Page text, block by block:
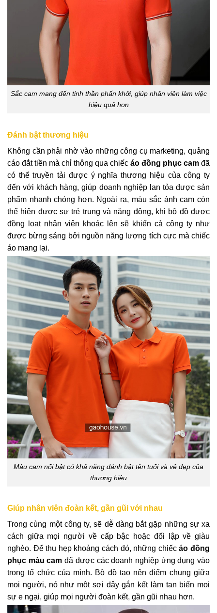
Sắc cam mang đến tinh thần phấn khởi, giúp nhân viên làm việc
hiệu quả hơn
Đánh bật thương hiệu
Không cần phải nhờ vào những công cụ marketing, quảng
cáo đắt tiền mà chỉ thông qua chiếc áo đồng phục cam đã
có thể truyền tải được ý nghĩa thương hiệu của công ty
đến với khách hàng, giúp doanh nghiệp lan tỏa được sản
phẩm nhanh chóng hơn. Ngoài ra, màu sắc ánh cam còn
thể hiện được sự trẻ trung và năng động, khi bộ đồ được
đồng loạt nhân viên khoác lên sẽ khiến cả công ty như
được bừng sáng bởi nguồn năng lượng tích cực mà chiếc
áo mang lại.
Màu cam nổi bật có khả năng đánh bật tên tuổi và vẻ đẹp của
thương hiệu
Giúp nhân viên đoàn kết, gần gũi với nhau
Trong cùng một công ty, sẽ dễ dàng bắt gặp những sự xa
cách giữa mọi người về cấp bậc hoặc đối lập về giàu
nghèo. Để thu hẹp khoảng cách đó, những chiếcáo đồng
phục màu cam đã được các doanh nghiệp ứng dụng vào
trong tổ chức của mình. Bộ đồ tạo nên điểm chung giữa
mọi người, nó như một sợi dây gắn kết làm tan biến mọi
sự e ngại, giúp mọi người đoàn kết, gần gũi nhau hơn.